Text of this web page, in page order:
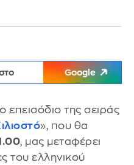
Google
επεισόδιο της σειράς
», που θα
, μας μεταφέρει
του ελληνικού